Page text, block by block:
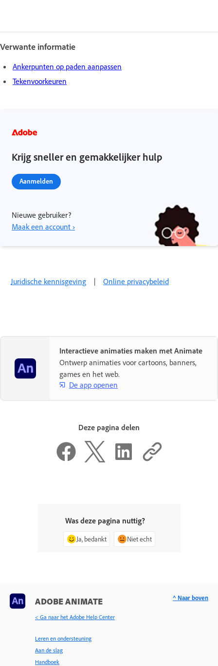
Verwante informatie
Ankerpunten op paden aanpassen
Tekenvoorkeuren
Krijg sneller en gemakkelijker hulp
Aanmelden
Nieuwe gebruiker?
Maak een account ›
Juridische kennisgeving | Online privacybeleid
Interactieve animaties maken met Animate
Ontwerp animaties voor cartoons, banners,
games en het web.
De app openen
Deze pagina delen
Was deze pagina nuttig?
Ja, bedankt Niet echt
ADOBE ANIMATE
< Ga naar het Adobe Help Center
Leren en ondersteuning
Aan de slag
Handboek
^ Naar boven